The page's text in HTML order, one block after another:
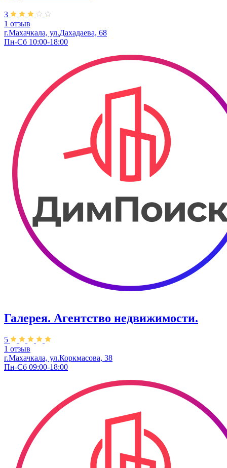
3
1 отзыв
г.Махачкала, ул.Дахадаева, 68
Пн-Сб 10:00-18:00
Галерея. Агентство недвижимости.
5
1 отзыв
г.Махачкала, ул.Коркмасова, 38
Пн-Сб 09:00-18:00